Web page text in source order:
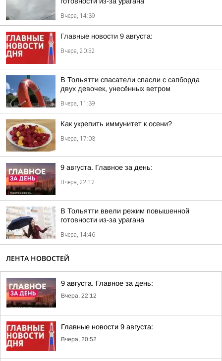
Вчера, 14:39
Главные новости 9 августа:
Вчера, 20:52
В Тольятти спасатели спасли с сапборда
двух девочек, унесённых ветром
Вчера, 11:39
Как укрепить иммунитет к осени?
Вчера, 17:03
9 августа. Главное за день:
Вчера, 22:12
В Тольятти ввели режим повышенной
готовности из-за урагана
Вчера, 14:46
ЛЕНТА НОВОСТЕЙ
9 августа. Главное за день:
Вчера, 22:12
Главные новости 9 августа:
Вчера, 20:52